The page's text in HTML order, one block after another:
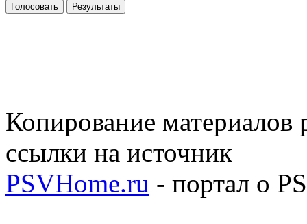
Голосовать Результаты
Копирование материалов
ссылки на источник
PSVHome.ru - портал о